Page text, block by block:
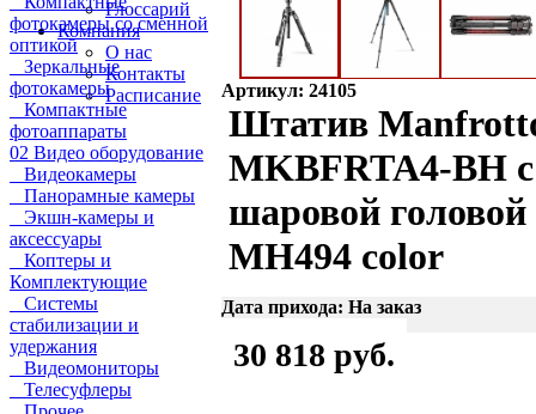
Глоссарий
Компания
О нас
Контакты
Расписание
фотокамеры со сменной
оптикой
Зеркальные
фотокамеры
Компактные
фотоаппараты
02 Видео оборудование
Видеокамеры
Панорамные камеры
Экшн-камеры и
аксессуары
Коптеры и
Комплектующие
Системы
стабилизации и
удержания
Видеомониторы
Телесуфлеры
Артикул: 24105
Штатив
MKBFRTA4-BH с
шаровой головой
MH494 color
Дата прихода: На заказ
30 818 руб.